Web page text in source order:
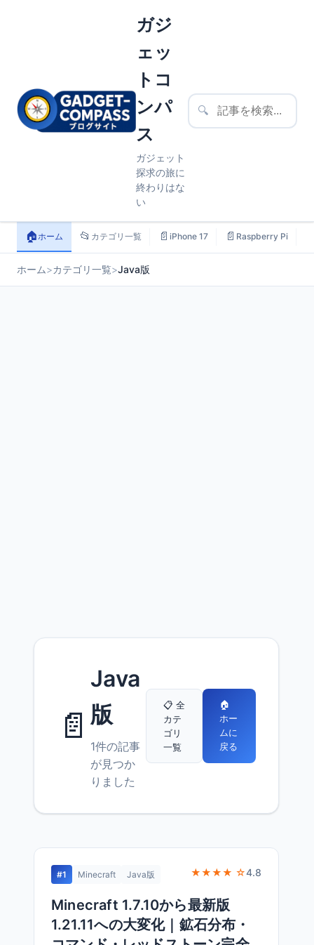
ガジ
ェッ
トコ
ンパ
ス
ガジェット
探求の旅に
終わりはな
い
🔍
🏠ホーム 📂 カテゴリ一覧 📄 iPhone 17 📄 Raspberry Pi
ホーム>カテゴリ一覧>Java版
📄
Java
版
1件の記事
が見つか
りました
📋 全
カテ
ゴリ
一覧
🏠
ホー
ムに
戻る
#1 Minecraft Java版 ★★★★ ☆4.8
Minecraft 1.7.10から最新版
1.21.11への大変化｜鉱石分布・